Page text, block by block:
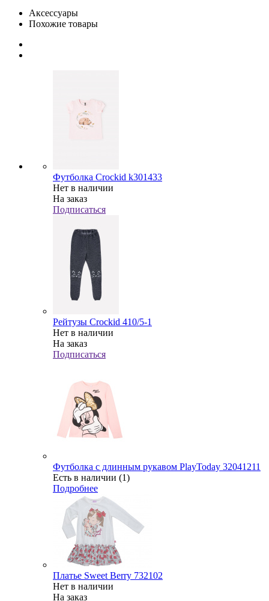
Аксессуары
Похожие товары
Футболка Crockid k301433
Нет в наличии
На заказ
Подписаться
Рейтузы Crockid 410/5-1
Нет в наличии
На заказ
Подписаться
Футболка с длинным рукавом PlayToday 32041211
Есть в наличии (1)
Подробнее
Платье Sweet Berry 732102
Нет в наличии
На заказ